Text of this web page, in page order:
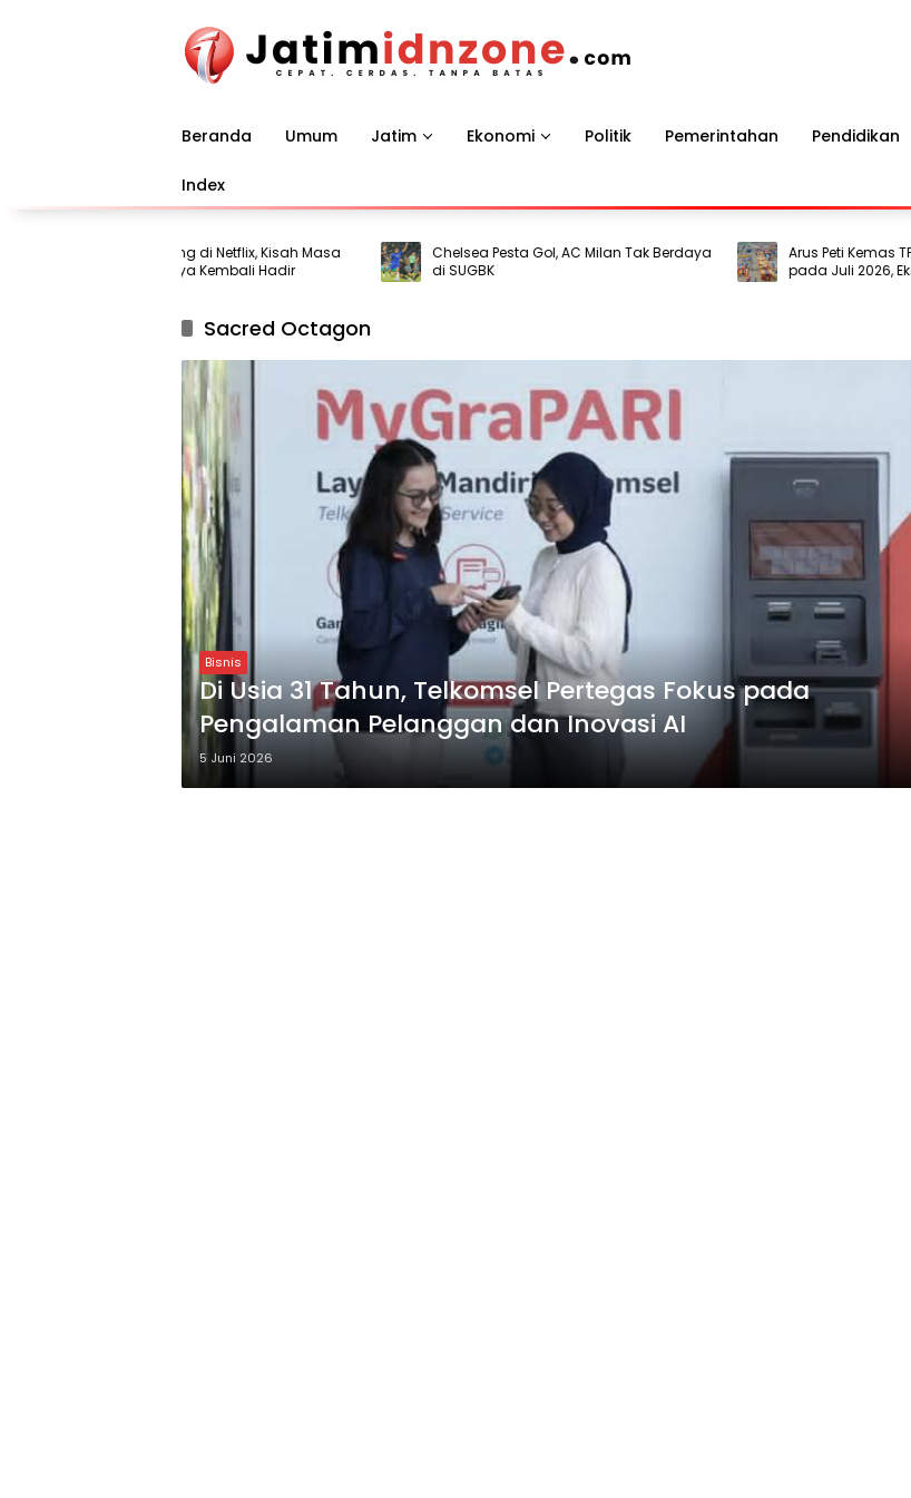
Beranda Umum Jatim Ekonomi Politik Pemerintahan Pendidikan
Index
‘Na Willa’ Tayang di Netflix, Kisah Masa
Kecil di Surabaya Kembali Hadir
Chelsea Pesta Gol, AC Milan Tak Berdaya
di SUGBK
Arus Peti Kemas TPS
pada Juli 2026, Ekspor
Persen
Sacred Octagon
Bisnis
Di Usia 31 Tahun, Telkomsel Pertegas Fokus pada
Pengalaman Pelanggan dan Inovasi AI
5 Juni 2026